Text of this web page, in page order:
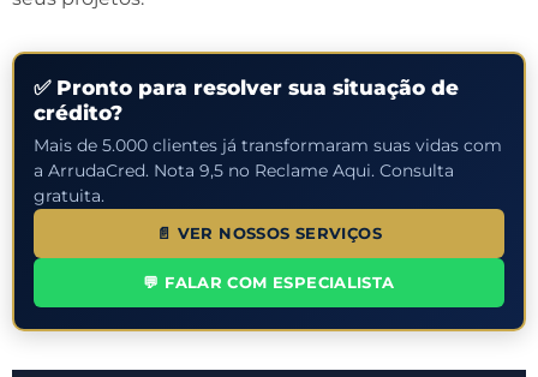
✅ Pronto para resolver sua situação de
crédito?
Mais de 5.000 clientes já transformaram suas vidas com
a ArrudaCred. Nota 9,5 no Reclame Aqui. Consulta
gratuita.
📄 VER NOSSOS SERVIÇOS
💬 FALAR COM ESPECIALISTA